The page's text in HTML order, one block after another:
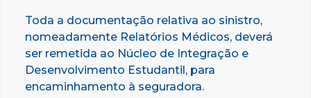
Toda a documentação relativa ao sinistro,
nomeadamente Relatórios Médicos, deverá
ser remetida ao Núcleo de Integração e
Desenvolvimento Estudantil, para
encaminhamento à seguradora.